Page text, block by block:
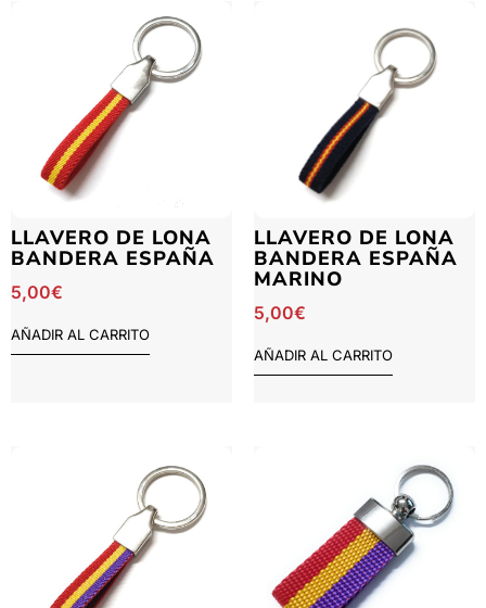
LLAVERO DE LONA
BANDERA ESPAÑA
5,00€
AÑADIR AL CARRITO
LLAVERO DE LONA
BANDERA ESPAÑA
MARINO
5,00€
AÑADIR AL CARRITO